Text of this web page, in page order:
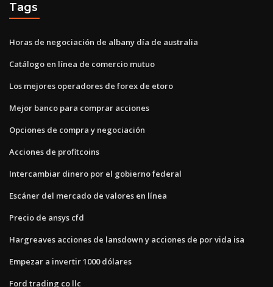
Tags
Horas de negociación de albany día de australia
Catálogo en línea de comercio mutuo
Los mejores operadores de forex de etoro
Mejor banco para comprar acciones
Opciones de compra y negociación
Acciones de profitcoins
Intercambiar dinero por el gobierno federal
Escáner del mercado de valores en línea
Precio de ansys cfd
Hargreaves acciones de lansdown y acciones de por vida isa
Empezar a invertir 1000 dólares
Ford trading co llc